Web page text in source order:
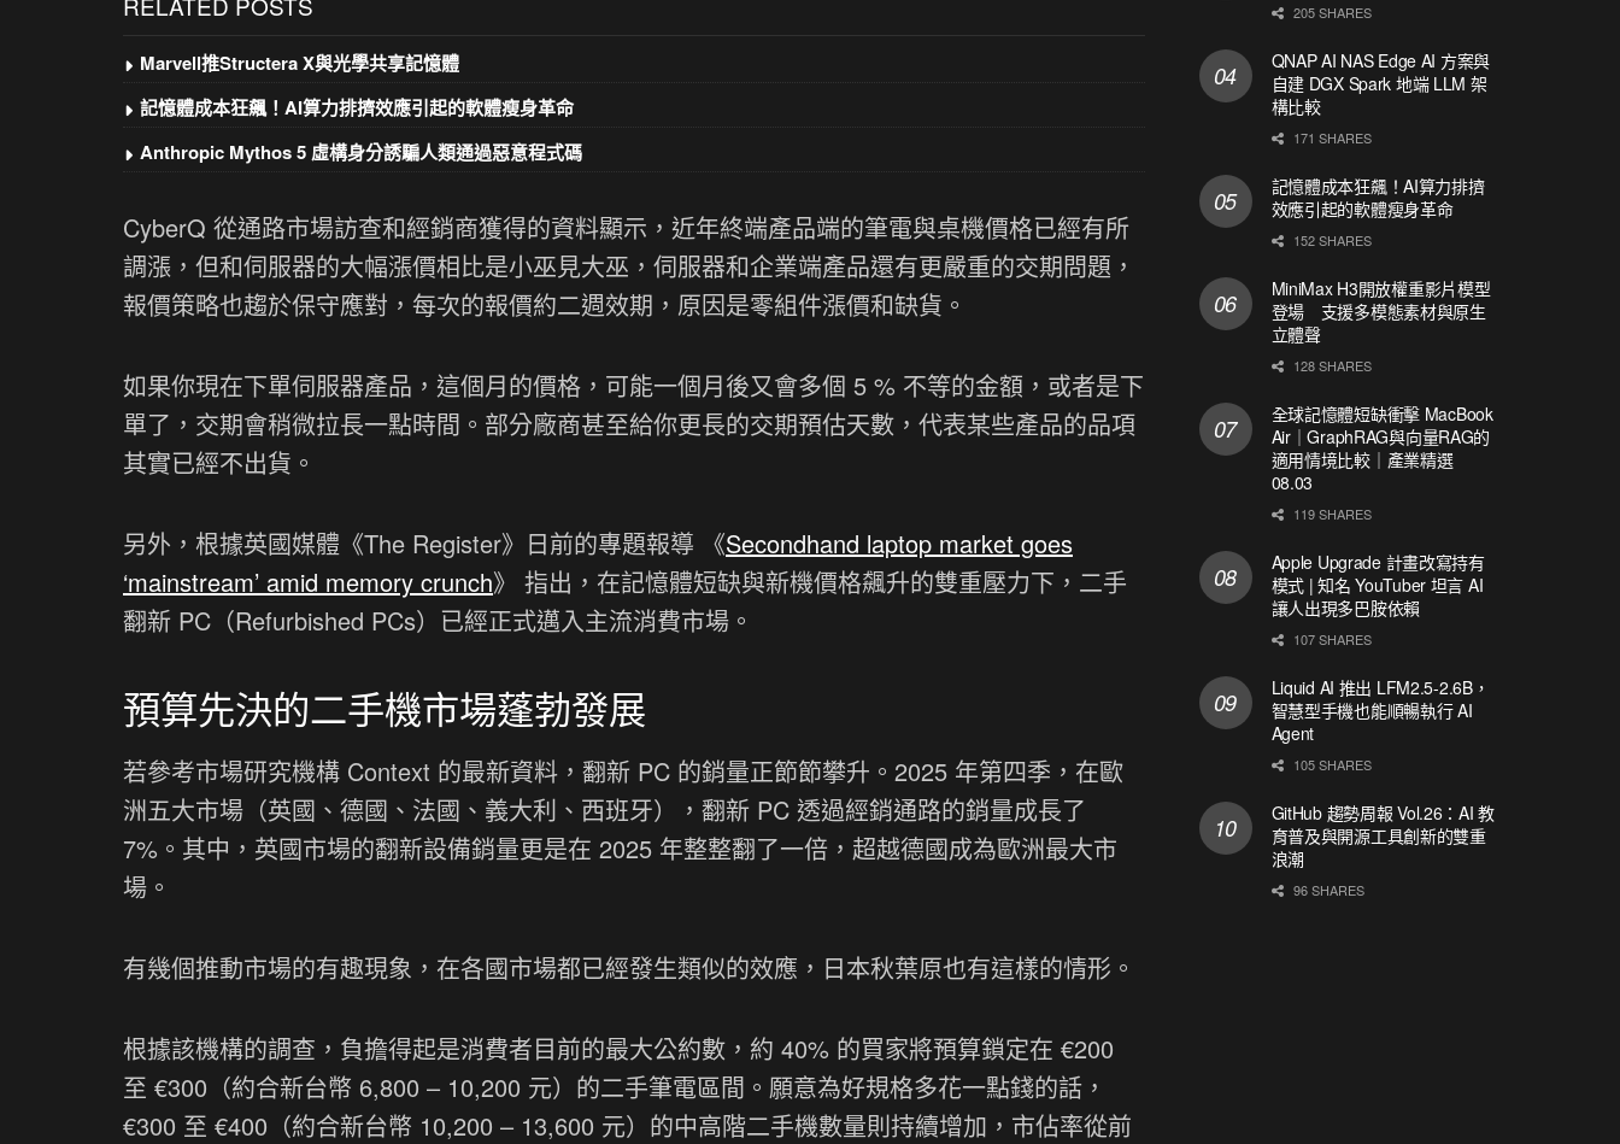
Marvell推Structera X與光學共享記憶體
記憶體成本狂飆！AI算力排擠效應引起的軟體瘦身革命
Anthropic Mythos 5 虛構身分誘騙人類通過惡意程式碼
CyberQ 從通路市場訪查和經銷商獲得的資料顯示，近年終端產品端的筆電與桌機價格已經有所
調漲，但和伺服器的大幅漲價相比是小巫見大巫，伺服器和企業端產品還有更嚴重的交期問題，
報價策略也趨於保守應對，每次的報價約二週效期，原因是零組件漲價和缺貨。
如果你現在下單伺服器產品，這個月的價格，可能一個月後又會多個 5 % 不等的金額，或者是下
單了，交期會稍微拉長一點時間。部分廠商甚至給你更長的交期預估天數，代表某些產品的品項
其實已經不出貨。
另外，根據英國媒體《The Register》日前的專題報導 《Secondhand laptop market goes
‘mainstream’ amid memory crunch》 指出，在記憶體短缺與新機價格飆升的雙重壓力下，二手
翻新 PC（Refurbished PCs）已經正式邁入主流消費市場。
預算先決的二手機市場蓬勃發展
若參考市場研究機構 Context 的最新資料，翻新 PC 的銷量正節節攀升。2025 年第四季，在歐
洲五大市場（英國、德國、法國、義大利、西班牙），翻新 PC 透過經銷通路的銷量成長了
7%。其中，英國市場的翻新設備銷量更是在 2025 年整整翻了一倍，超越德國成為歐洲最大市
場。
有幾個推動市場的有趣現象，在各國市場都已經發生類似的效應，日本秋葉原也有這樣的情形。
根據該機構的調查，負擔得起是消費者目前的最大公約數，約 40% 的買家將預算鎖定在 €200
至 €300（約合新台幣 6,800 – 10,200 元）的二手筆電區間。願意為好規格多花一點錢的話，
€300 至 €400（約合新台幣 10,200 – 13,600 元）的中高階二手機數量則持續增加，市佔率從前
205 SHARES
QNAP AI NAS Edge AI 方案與
自建 DGX Spark 地端 LLM 架
構比較
171 SHARES
記憶體成本狂飆！AI算力排擠
效應引起的軟體瘦身革命
152 SHARES
MiniMax H3開放權重影片模型
登場 支援多模態素材與原生
立體聲
128 SHARES
全球記憶體短缺衝擊 MacBook
Air｜GraphRAG與向量RAG的
適用情境比較｜產業精選
08.03
119 SHARES
Apple Upgrade 計畫改寫持有
模式 | 知名 YouTuber 坦言 AI
讓人出現多巴胺依賴
107 SHARES
Liquid AI 推出 LFM2.5-2.6B，
智慧型手機也能順暢執行 AI
Agent
105 SHARES
GitHub 趨勢周報 Vol.26：AI 教
育普及與開源工具創新的雙重
浪潮
96 SHARES